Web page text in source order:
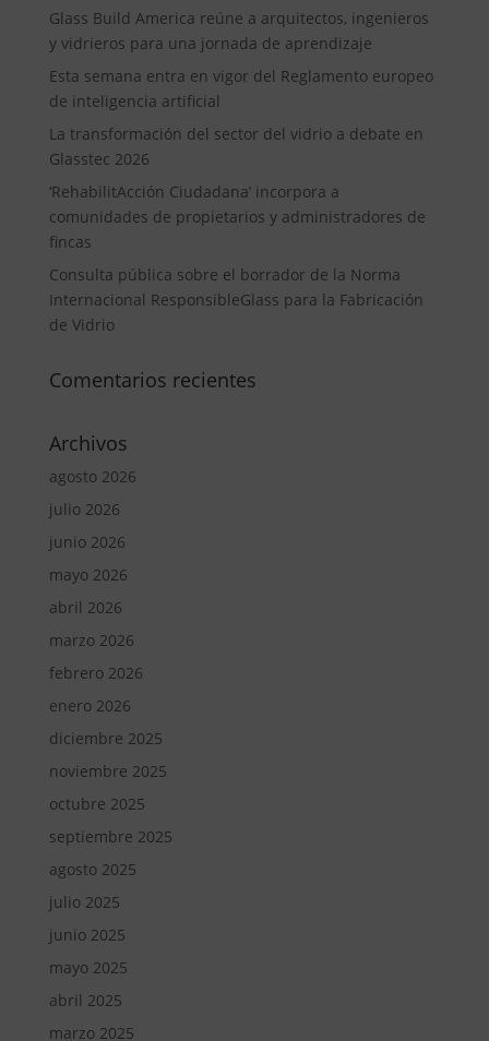
Glass Build America reúne a arquitectos, ingenieros
y vidrieros para una jornada de aprendizaje
Esta semana entra en vigor del Reglamento europeo
de inteligencia artificial
La transformación del sector del vidrio a debate en
Glasstec 2026
‘RehabilitAcción Ciudadana’ incorpora a
comunidades de propietarios y administradores de
fincas
Consulta pública sobre el borrador de la Norma
Internacional ResponsibleGlass para la Fabricación
de Vidrio
Comentarios recientes
Archivos
agosto 2026
julio 2026
junio 2026
mayo 2026
abril 2026
marzo 2026
febrero 2026
enero 2026
diciembre 2025
noviembre 2025
octubre 2025
septiembre 2025
agosto 2025
julio 2025
junio 2025
mayo 2025
abril 2025
marzo 2025